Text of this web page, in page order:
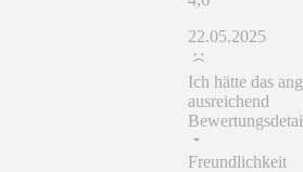
22.05.2025
Ich hätte das
ausreichend
Freundlichkeit